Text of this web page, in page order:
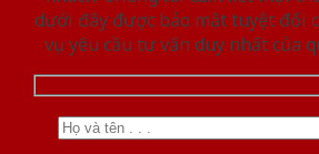
dưới đây được bảo mật tuyệt đối
vụ yêu cầu tư vấn duy nhất của